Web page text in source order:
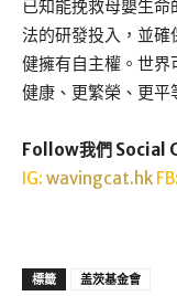
已知能挽救母嬰生
法的研發投入，並
健擁有自主權。世界
健康、更繁榮、更平
Follow我們 Social
IG: wavingcat.hk FB:
標籤 盖茨基金會